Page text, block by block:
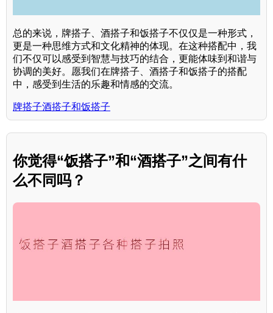
总的来说，牌搭子、酒搭子和饭搭子不仅仅是一种形式，
更是一种思维方式和文化精神的体现。在这种搭配中，我
们不仅可以感受到智慧与技巧的结合，更能体味到和谐与
协调的美好。愿我们在牌搭子、酒搭子和饭搭子的搭配
中，感受到生活的乐趣和情感的交流。
牌搭子酒搭子和饭搭子
你觉得“饭搭子”和“酒搭子”之间有什
么不同吗？